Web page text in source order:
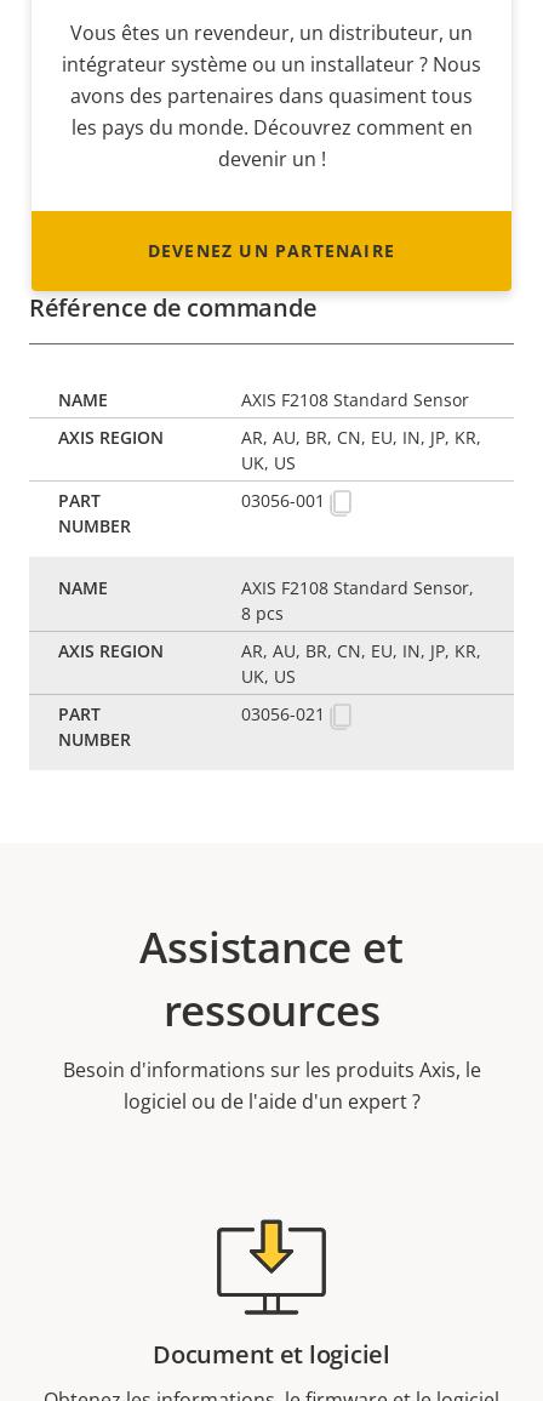
Vous êtes un revendeur, un distributeur, un
intégrateur système ou un installateur ? Nous
avons des partenaires dans quasiment tous
les pays du monde. Découvrez comment en
devenir un !
DEVENEZ UN PARTENAIRE
Référence de commande
AXIS F2108 Standard Sensor
AR, AU, BR, CN, EU, IN, JP, KR,
UK, US
03056-001
AXIS F2108 Standard Sensor,
8 pcs
AR, AU, BR, CN, EU, IN, JP, KR,
UK, US
03056-021
Assistance et
ressources
Besoin d'informations sur les produits Axis, le
logiciel ou de l'aide d'un expert ?
Document et logiciel